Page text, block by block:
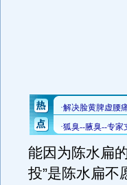
能因为陈水扁
投”是陈水扁不